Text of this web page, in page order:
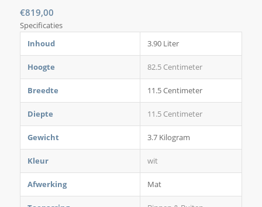
€819,00
Specificaties
Inhoud
3.90 Liter
Hoogte 82.5 Centimeter
Breedte 11.5 Centimeter
Diepte 11.5 Centimeter
Gewicht 3.7 Kilogram
Kleur wit
Afwerking Mat